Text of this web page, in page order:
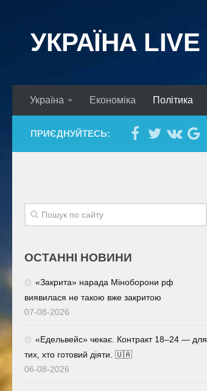
УКРАЇНА LIVE
Україна Економіка Політика
ПРИЄДНУЙТЕСЬ:
ОСТАННІ НОВИНИ
«Закрита» нарада Міноборони рф
виявилася не такою вже закритою
07-08-2026
«Едельвейс» чекає. Контракт 18–24 — для
тих, хто готовий діяти. 🇺🇦
06-08-2026